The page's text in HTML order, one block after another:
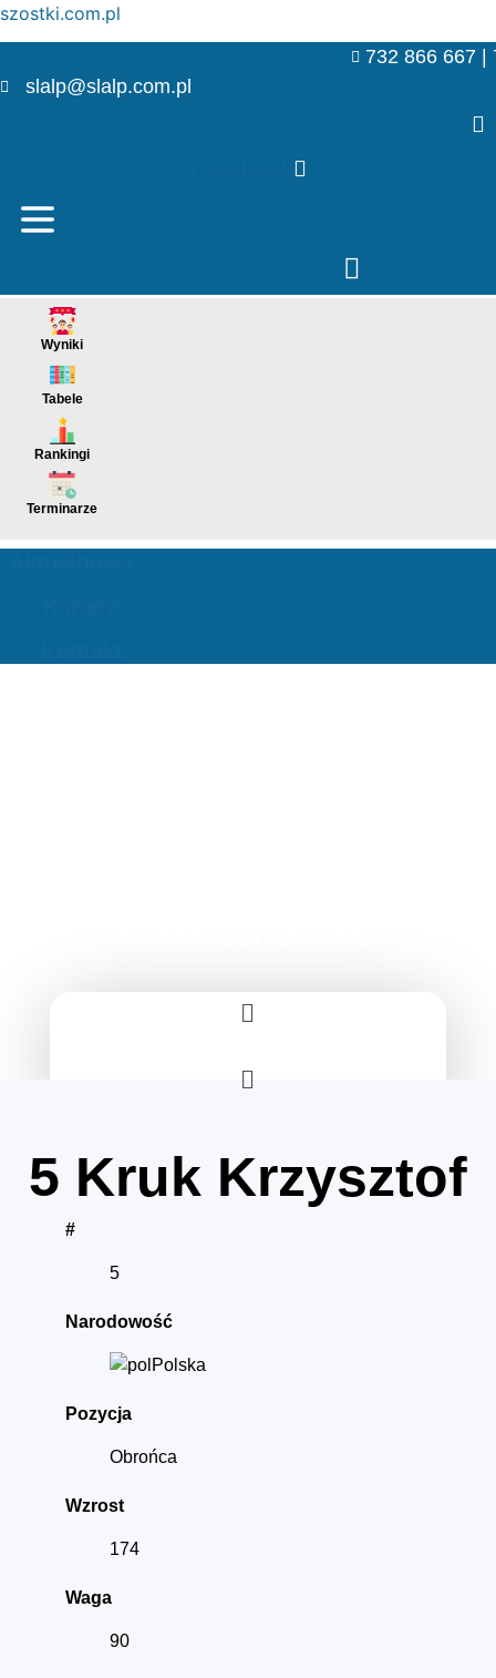
szostki.com.pl
732 866 667 |
slalp@slalp.com.pl
Menu
Wyniki
Menu
Tabele
Menu
Rankingi
Menu
Terminarze
Menu
Menu
5 Kruk Krzysztof
#
5
Narodowość
Polska
Pozycja
Obrońca
Wzrost
174
Waga
90